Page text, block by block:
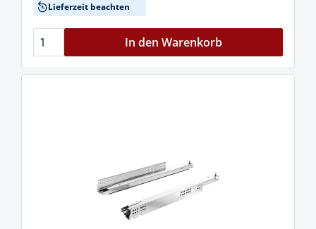
Lieferzeit beachten
In den Warenkorb